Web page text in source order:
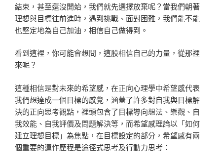
結束，甚至還沒開始，我們就先選擇放棄呢？當我們朝著
理想與目標往前進時，遇到挑戰、面對困難，我們能不能
也堅定地為自己加油，相信自己做得到。
看到這裡，你可能會想問，這股相信自己的力量，從那裡
來呢？
這種相信是對未來的希望感，在正向心理學中希望感代表
我們想達成一個目標的感覺，涵蓋了許多對自我與目標解
決的正向思考觀點，裡頭包含了目標導向想法、樂觀、自
我效能、自我評價及問題解決等，而希望感理論以「如何
建立理想目標」為焦點，在目標設定的部分，希望感有兩
個重要的運作歷程是途徑式思考及行動力思考：